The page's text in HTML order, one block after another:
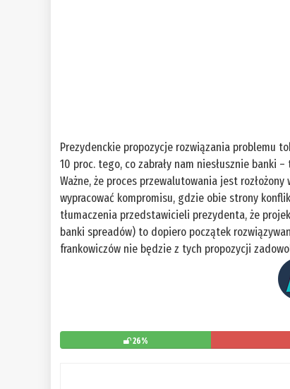
Prezydenckie propozycje rozwiązania problemu
10 proc. tego, co zabrały nam niesłusznie banki
Ważne, że proces przewalutowania jest
wypracować kompromisu, gdzie obie strony
tłumaczenia przedstawicieli prezydenta, że
banki spreadów) to dopiero początek
frankowiczów nie będzie z tych propozycji
26%